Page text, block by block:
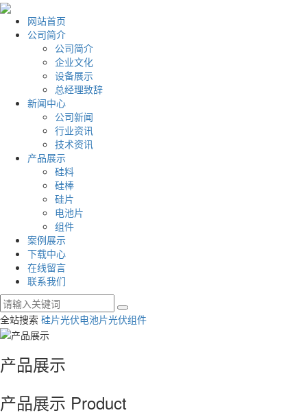
网站首页
公司简介
公司简介
企业文化
设备展示
总经理致辞
新闻中心
公司新闻
行业资讯
技术资讯
产品展示
硅料
硅棒
硅片
电池片
组件
案例展示
下载中心
在线留言
联系我们
全站搜索 硅片光伏电池片光伏组件
产品展示
产品展示 Product